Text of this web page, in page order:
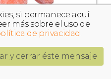
si permanece aquí
más sobre el uso de
de privacidad.
y cerrar éste mensaje